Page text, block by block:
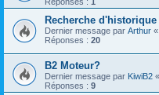
Recherche
Dernier message par Arthur «
Réponses : 20
B2 Moteur?
Dernier message par KiwiB2 «
Réponses : 9